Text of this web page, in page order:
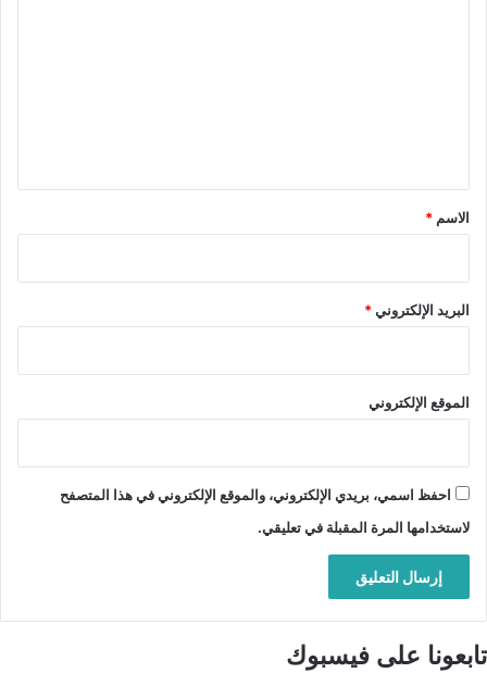
*
الاسم *
البريد الإلكتروني*
الموقع الإلكتروني
احفظ اسمي، بريدي الإلكتروني، والموقع الإلكتروني في هذا المتصفح
لاستخدامها المرة المقبلة في تعليقي.
تابعونا على فيسبوك